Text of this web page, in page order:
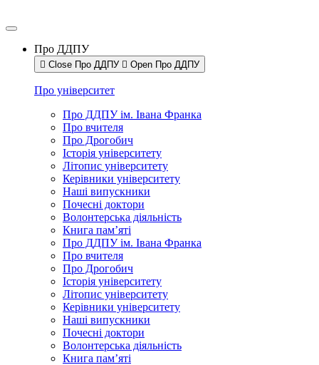
Про ДДПУ
Close Про ДДПУ Open Про ДДПУ
Про університет
Про ДДПУ ім. Івана Франка
Про вчителя
Про Дрогобич
Історія університету
Літопис університету
Керівники університету
Наші випускники
Почесні доктори
Волонтерська діяльність
Книга пам’яті
Про ДДПУ ім. Івана Франка
Про вчителя
Про Дрогобич
Історія університету
Літопис університету
Керівники університету
Наші випускники
Почесні доктори
Волонтерська діяльність
Книга пам’яті